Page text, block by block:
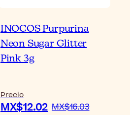
INOCOS Purpurina
Neon Sugar Glitter
Pink 3g
Precio
MX$12.02 MX$16.03